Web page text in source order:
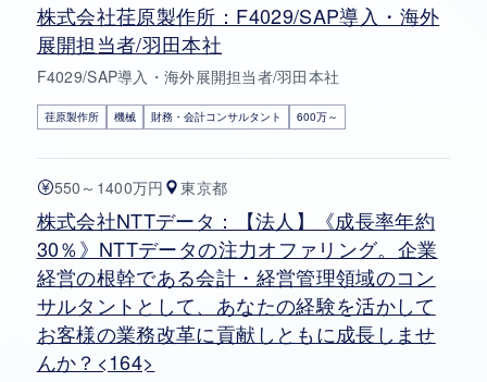
株式会社荏原製作所：F4029/SAP導入・海外
展開担当者/羽田本社
F4029/SAP導入・海外展開担当者/羽田本社
荏原製作所 機械 財務・会計コンサルタント 600万～
550～1400万円 東京都
株式会社NTTデータ：【法人】《成長率年約
30％》NTTデータの注力オファリング。企業
経営の根幹である会計・経営管理領域のコン
サルタントとして、あなたの経験を活かして
お客様の業務改革に貢献しともに成長しませ
んか？<164>